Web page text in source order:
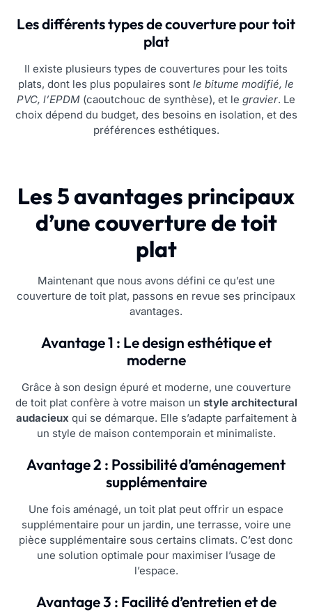
Les différents types de couverture pour toit
plat
Il existe plusieurs types de couvertures pour les toits
plats, dont les plus populaires sont le bitume modifié, le
PVC, l’EPDM (caoutchouc de synthèse), et le gravier. Le
choix dépend du budget, des besoins en isolation, et des
préférences esthétiques.
Les 5 avantages principaux
d’une couverture de toit
plat
Maintenant que nous avons défini ce qu’est une
couverture de toit plat, passons en revue ses principaux
avantages.
Avantage 1 : Le design esthétique et
moderne
Grâce à son design épuré et moderne, une couverture
de toit plat confère à votre maison un style architectural
audacieux qui se démarque. Elle s’adapte parfaitement à
un style de maison contemporain et minimaliste.
Avantage 2 : Possibilité d’aménagement
supplémentaire
Une fois aménagé, un toit plat peut offrir un espace
supplémentaire pour un jardin, une terrasse, voire une
pièce supplémentaire sous certains climats. C’est donc
une solution optimale pour maximiser l’usage de
l’espace.
Avantage 3 : Facilité d’entretien et de